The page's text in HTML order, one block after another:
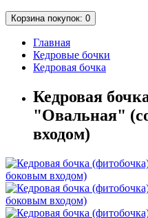
Корзинапокупок: 0
Главная
Кедровые бочки
Кедровая бочка
Кедровая
"Овальная"
входом)